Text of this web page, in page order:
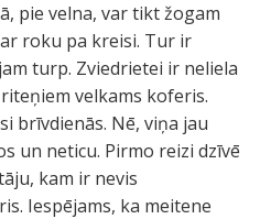
pie velna, var tikt žogam
roku pa kreisi. Tur ir
turp. Zviedrietei ir neliela
velkams koferis.
brīvdienās. Nē, viņa jau
un neticu. Pirmo reizi dzīvē
kam ir nevis
Iespējams, ka meitene